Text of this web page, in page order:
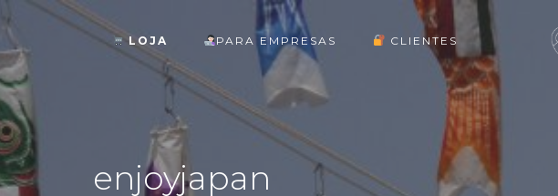
LOJA PARA EMPRESAS CLIENTES
enjoyjapan